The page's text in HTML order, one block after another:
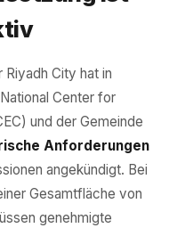
City hat in
Center for
und der Gemeinde
Anforderungen
angekündigt. Bei
Gesamtfläche von
genehmigte